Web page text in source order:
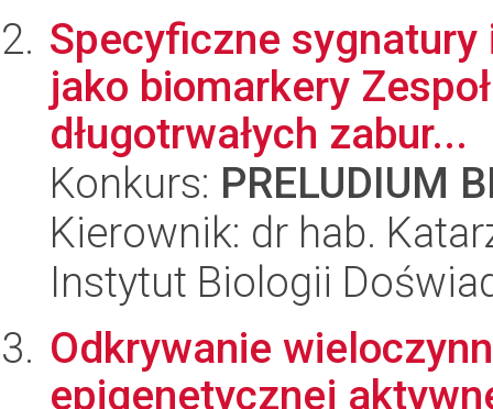
Specyficzne
jako biomarkery
długotrwałych zabur...
Konkurs: PRELUDIUM
Kierownik: dr hab.
Instytut Biologii
Odkrywanie
epigenetycznej